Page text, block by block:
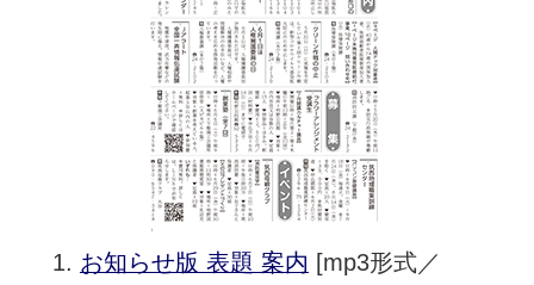
お知らせ版 表題 案内 [mp3形式／